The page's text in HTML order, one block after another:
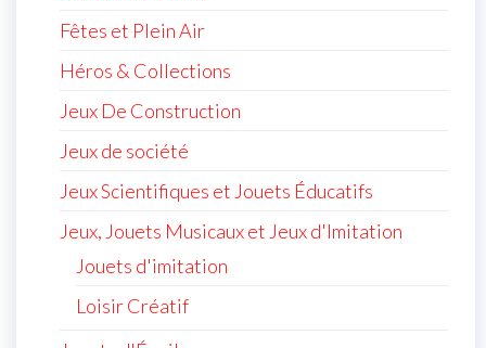
Fêtes et Plein Air
Héros & Collections
Jeux De Construction
Jeux de société
Jeux Scientifiques et Jouets Éducatifs
Jeux, Jouets Musicaux et Jeux d'Imitation
Jouets d'imitation
Loisir Créatif